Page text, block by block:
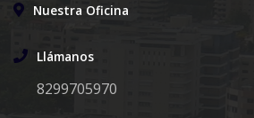
Nuestra Oficina
Llámanos
8299705970